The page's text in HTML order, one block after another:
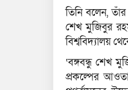
তিনি বলেন,
শেখ মুজিবুর
বিশ্ববিদ্যালয়
‘বঙ্গবন্ধু শেখ
প্রকল্পের